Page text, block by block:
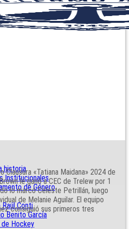
historia
Institucionales
de Género
Conti
Benito García
de Hockey
Clausura «Tatiana Maidana» 2024 de
le ganó a CEC de Trelew por 1
lo marcó Celeste Petrillán, luego
de Melanie Aguilar. El equipo
consiguió sus primeros tres